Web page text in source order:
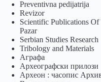
Preventivna pedijatrija
Revizor
Scientific Publications
Pazar
Serbian Studies Research
Tribology and Materials
Аграфа
Археографски прилози
Археон : часопис